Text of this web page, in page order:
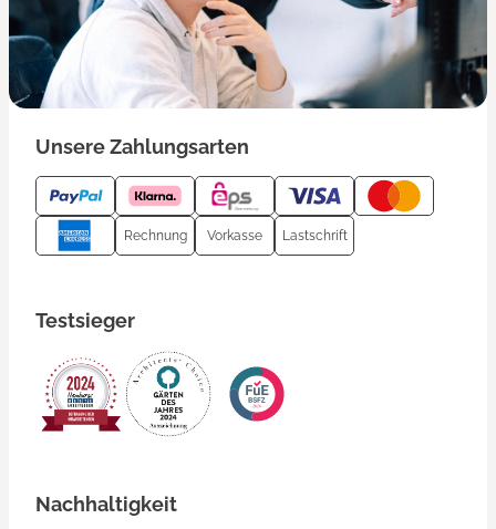
Unsere Zahlungsarten
Rechnung Vorkasse Lastschrift
Testsieger
Nachhaltigkeit